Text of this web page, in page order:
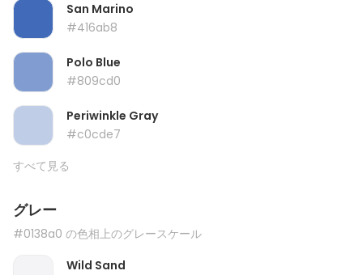
San Marino
#416ab8
Polo Blue
#809cd0
Periwinkle Gray
#c0cde7
すべて見る
グレー
#0138a0 の色相上のグレースケール
Wild Sand